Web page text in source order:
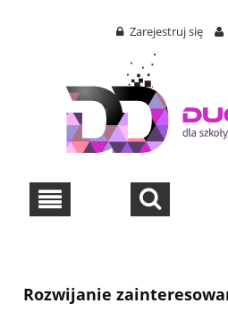
Zarejestruj się
Rozwijanie